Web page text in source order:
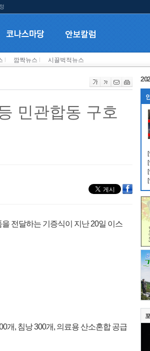
깜짝뉴스 시끌벅적뉴스
민관합동 구호
전달하는 기증식이 지난 20일 이스
개, 침낭 300개, 의료용 산소혼합 공급